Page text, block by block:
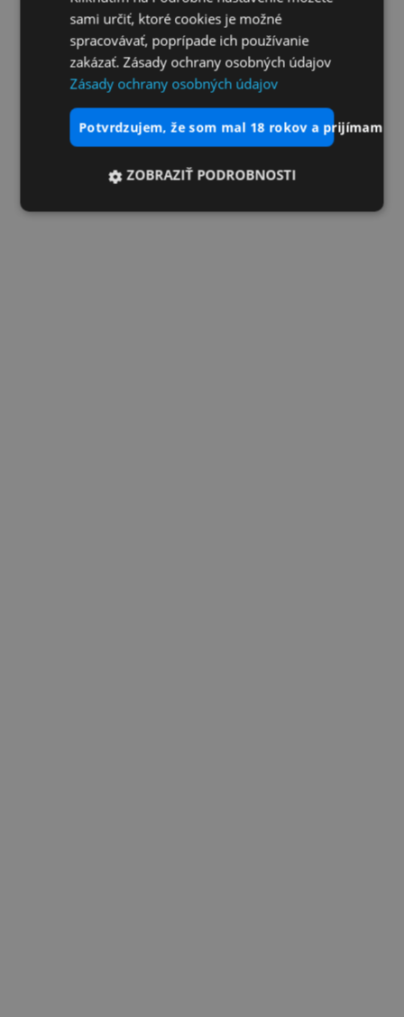
sami určiť, ktoré cookies je možné
spracovávať, poprípade ich používanie
zakázať. Zásady ochrany osobných údajov
Zásady ochrany osobných údajov
potvrdzujem, že som mal 18 rokov a prijímam
ZOBRAZIŤ PODROBNOSTI